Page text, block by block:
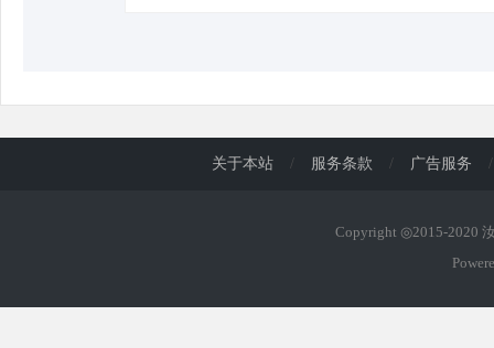
关于本站 / 服务条款 / 广告服务 /
Copyright ◎2015-2020